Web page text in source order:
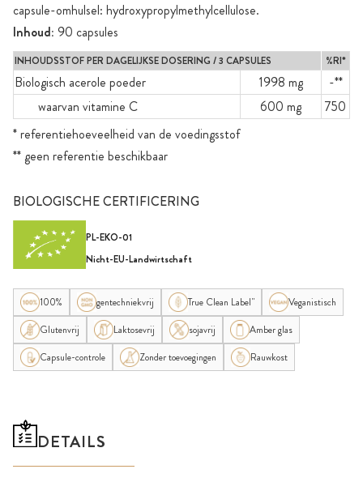
capsule-omhulsel: hydroxypropylmethylcellulose.
Inhoud: 90 capsules
INHOUDSSTOF PER DAGELIJKSE DOSERING / 3 CAPSULES %RI*
Biologisch acerole poeder 1998 mg
-**
waarvan vitamine C
600 mg
750
* referentiehoeveelheid van de voedingsstof
** geen referentie beschikbaar
BIOLOGISCHE CERTIFICERING
PL-EKO-01
Nicht-EU-Landwirtschaft
100% gentechniekvrij True Clean Label"
Veganistisch
Glutenvrij
Laktosevrij sojavrij
Amber glas
Capsule-controle
Zonder toevoegingen Rauwkost
DETAILS